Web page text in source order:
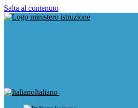
Salta al contenuto
Italiano